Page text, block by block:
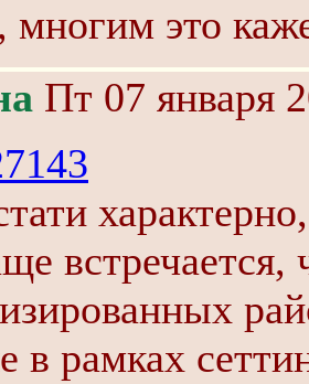
многим это
Пт 07 января
встречается,
в рамках